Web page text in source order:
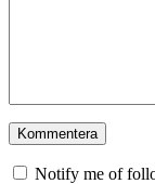
Notify me of